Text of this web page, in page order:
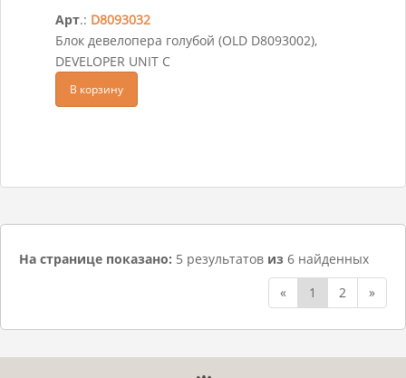
Арт.: D8093032
Блок девелопера голубой (OLD D8093002),
DEVELOPER UNIT C
В корзину
На странице показано: 5 результатов из 6 найденных
«
1 2 »